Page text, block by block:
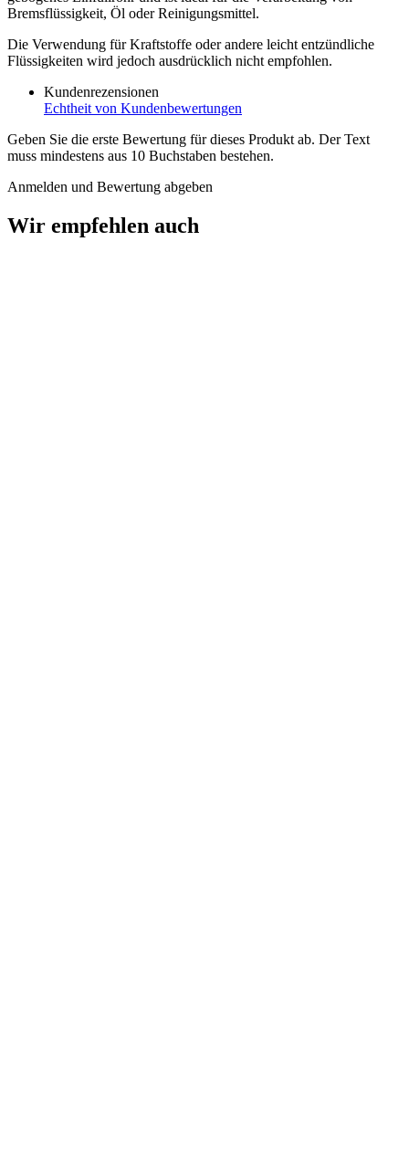
Bremsflüssigkeit, Öl oder Reinigungsmittel.
Die Verwendung für Kraftstoffe oder andere leicht entzündliche
Flüssigkeiten wird jedoch ausdrücklich nicht empfohlen.
Kundenrezensionen
Echtheit von Kundenbewertungen
Geben Sie die erste Bewertung für dieses Produkt ab. Der Text
muss mindestens aus 10 Buchstaben bestehen.
Anmelden und Bewertung abgeben
Wir empfehlen auch